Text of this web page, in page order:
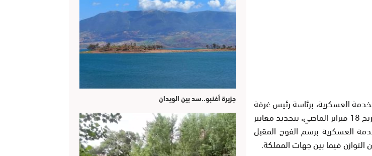
العسكرية، برئاسة رئيس غرفة
بمحكمة النقض، قامت خلال اجتماعها المنعقد بمقر وزارة الداخلية، بتاريخ 18 فبراير الماضي، بتحديد معايير
العسكرية برسم الفوج المقبل
التوازن فيما بين جهات المملكة.
جزيرة أغنبو..سد بين الويدان